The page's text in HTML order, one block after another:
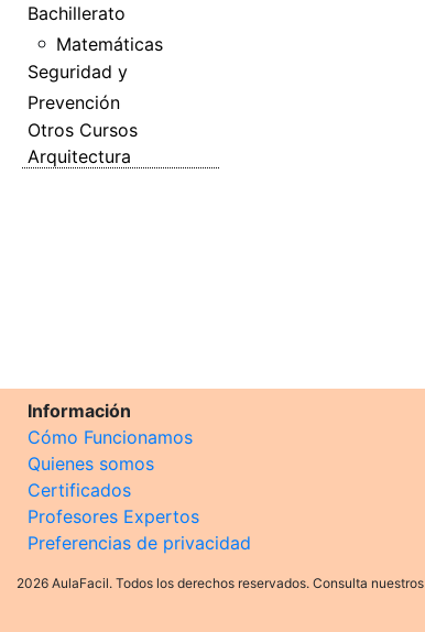
Bachillerato
Matemáticas
Seguridad y
Prevención
Otros Cursos
Arquitectura
Información
Cómo Funcionamos
Quienes somos
Certificados
Profesores Expertos
Preferencias de privacidad
2026 AulaFacil. Todos los derechos reservados. Consulta nuestros